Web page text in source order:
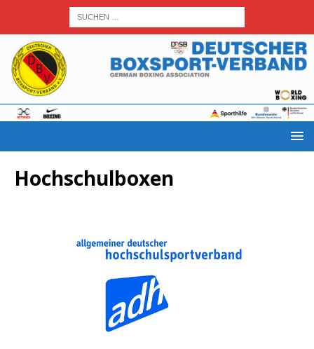
Hoch­schul­bo­xen